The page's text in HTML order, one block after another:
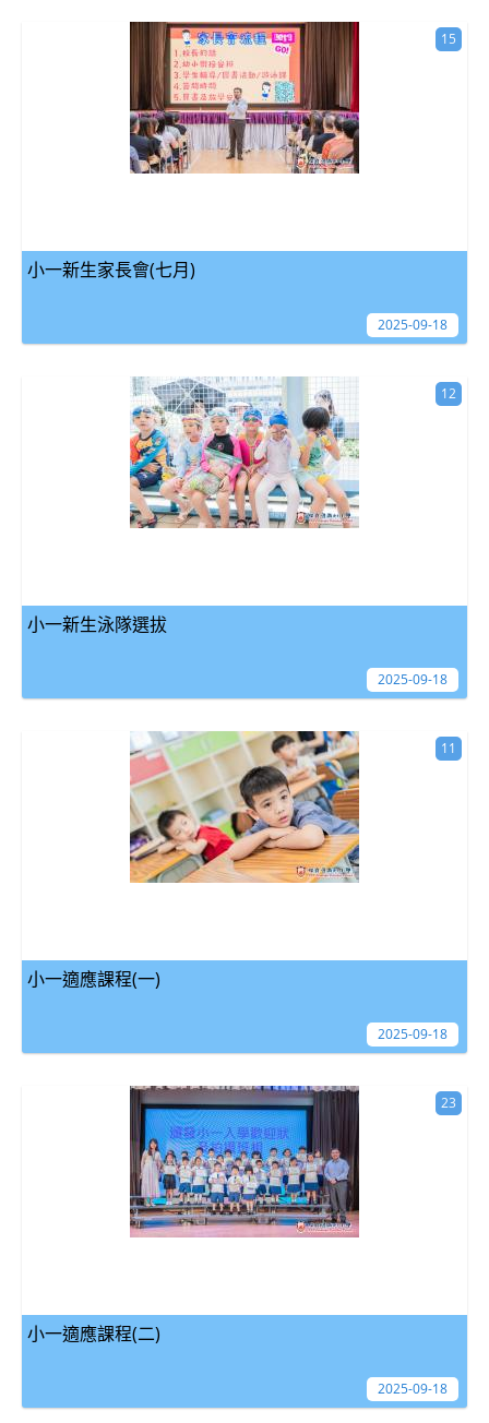
小一新生家長會(七月)
15
2025-09-18
小一新生泳隊選拔
12
2025-09-18
小一適應課程(一)
11
2025-09-18
小一適應課程(二)
23
2025-09-18